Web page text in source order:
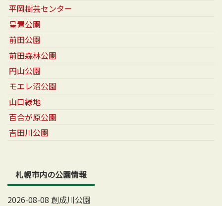
平岡樹芸センター
星置公園
前田公園
前田森林公園
円山公園
モエレ沼公園
山口緑地
百合が原公園
吉田川公園
札幌市内の公園情報
2026-08-08 創成川公園